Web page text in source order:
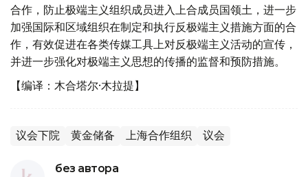
合作，防止极端主义组织成员进入上合成员国领土，进一步
加强国际和区域组织在制定和执行反极端主义措施方面的合
作，有效促进在各类传媒工具上对反极端主义活动的宣传，
并进一步强化对极端主义思想的传播的监督和预防措施。
【编译：木合塔尔·木拉提】
议会下院 黄金储备 上海合作组织 议会
без автора